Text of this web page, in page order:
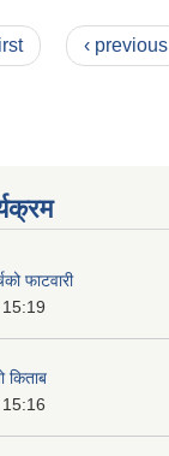
‹ previous
फाटवारी